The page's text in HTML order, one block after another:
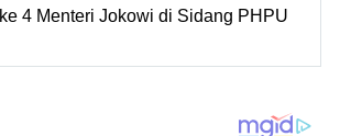
ke 4 Menteri Jokowi di Sidang PHPU